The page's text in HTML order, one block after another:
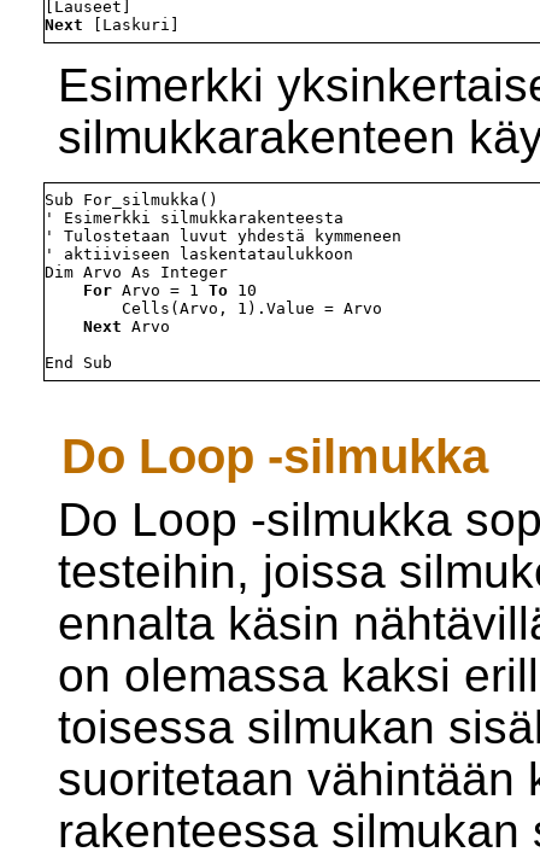
Next
Esimerkki
silmukkarakenteen
Sub For_silmukka()
' Esimerkki silmukkarakenteesta
' Tulostetaan luvut yhdestä kymmeneen
' aktiiviseen laskentataulukkoon
Dim Arvo As Integer
For Arvo = 1 To 10
        Cells(Arvo, 1).Value = Arvo
Next Arvo
Do Loop -silmukka
Do Loop -silmukka
testeihin, joissa
ennalta käsin
on olemassa kaksi
toisessa silmukan
suoritetaan vähintään
rakenteessa